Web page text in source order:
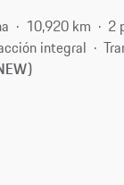
10,920 km
2
integral